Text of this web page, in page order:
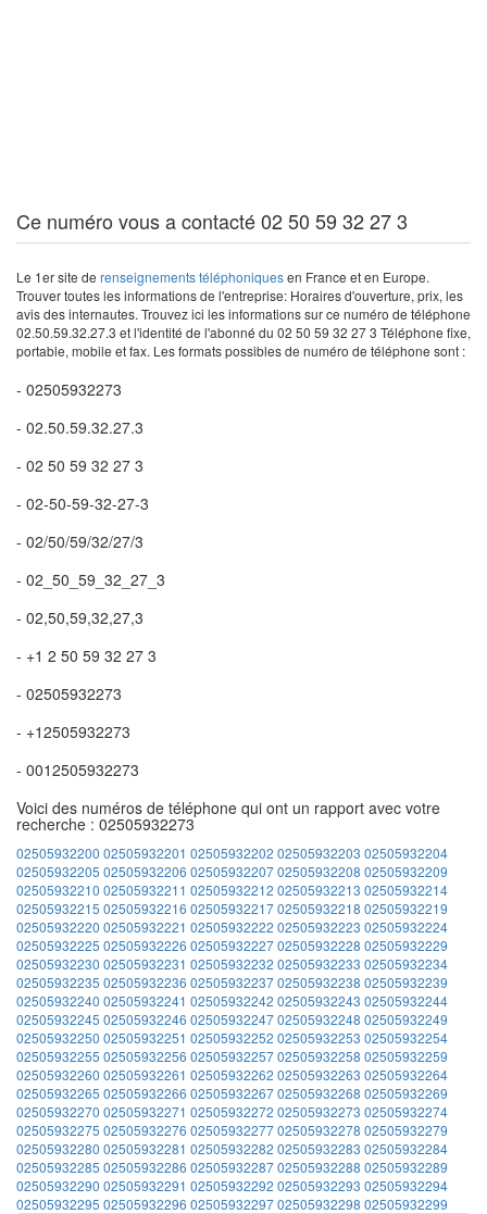
Ce numéro vous a contacté 02 50 59 32 27 3
Le 1er site de renseignements téléphoniquesen France et en Europe.
Trouver toutes les informations de l'entreprise: Horaires d'ouverture, prix, les
avis des internautes. Trouvez ici les informations sur ce numéro de téléphone
02.50.59.32.27.3 et l'identité de l'abonné du 02 50 59 32 27 3 Téléphone fixe,
portable, mobile et fax. Les formats possibles de numéro de téléphone sont :
- 02505932273
- 02.50.59.32.27.3
- 02 50 59 32 27 3
- 02-50-59-32-27-3
- 02/50/59/32/27/3
- 02_50_59_32_27_3
- 02,50,59,32,27,3
- +1 2 50 59 32 27 3
- 02505932273
- +12505932273
- 0012505932273
Voici des numéros de téléphone qui ont un rapport avec votre
recherche : 02505932273
02505932200 02505932201 02505932202 02505932203 02505932204
02505932205 02505932206 0250593220702505932208 02505932209
02505932210 02505932211 02505932212 02505932213 02505932214
02505932215 02505932216 0250593221702505932218 02505932219
02505932220 02505932221 02505932222 02505932223 02505932224
02505932225 02505932226 0250593222702505932228 02505932229
02505932230 02505932231 02505932232 02505932233 02505932234
02505932235 02505932236 0250593223702505932238 02505932239
02505932240 02505932241 02505932242 02505932243 02505932244
02505932245 02505932246 0250593224702505932248 02505932249
02505932250 02505932251 02505932252 02505932253 02505932254
02505932255 02505932256 0250593225702505932258 02505932259
02505932260 02505932261 02505932262 02505932263 02505932264
02505932265 02505932266 0250593226702505932268 02505932269
02505932270 02505932271 02505932272 02505932273 02505932274
02505932275 02505932276 0250593227702505932278 02505932279
02505932280 02505932281 02505932282 02505932283 02505932284
02505932285 02505932286 0250593228702505932288 02505932289
02505932290 02505932291 02505932292 02505932293 02505932294
02505932295 02505932296 0250593229702505932298 02505932299